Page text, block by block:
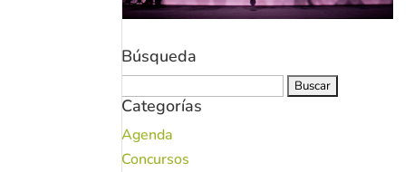
Búsqueda
Categorías
Agenda
Concursos